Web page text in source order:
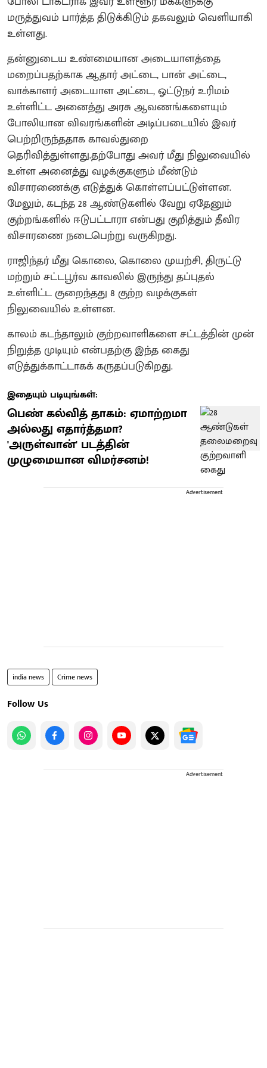
மருத்துவம் பார்த்த திடுக்கிடும் தகவலும் வெளியாகி
உள்ளது.
தன்னுடைய உண்மையான அடையாளத்தை
மறைப்பதற்காக ஆதார் அட்டை, பான் அட்டை,
வாக்காளர் அடையாள அட்டை, ஓட்டுநர் உரிமம்
உள்ளிட்ட அனைத்து அரசு ஆவணங்களையும்
போலியான விவரங்களின் அடிப்படையில் இவர்
பெற்றிருந்ததாக காவல்துறை
தெரிவித்துள்ளது.தற்போது அவர் மீது நிலுவையில்
உள்ள அனைத்து வழக்குகளும் மீண்டும்
விசாரணைக்கு எடுத்துக் கொள்ளப்பட்டுள்ளன.
மேலும், கடந்த 28 ஆண்டுகளில் வேறு ஏதேனும்
குற்றங்களில் ஈடுபட்டாரா என்பது குறித்தும் தீவிர
விசாரணை நடைபெற்று வருகிறது.
ராஜிந்தர் மீது கொலை, கொலை முயற்சி, திருட்டு
மற்றும் சட்டபூர்வ காவலில் இருந்து தப்புதல்
உள்ளிட்ட குறைந்தது 8 குற்ற வழக்குகள்
நிலுவையில் உள்ளன.
காலம் கடந்தாலும் குற்றவாளிகளை சட்டத்தின் முன்
நிறுத்த முடியும் என்பதற்கு இந்த கைது
எடுத்துக்காட்டாகக் கருதப்படுகிறது.
இதையும் படியுங்கள்:
பெண் கல்வித் தாகம்: ஏமாற்றமா
அல்லது எதார்த்தமா?
'அருள்வான்' படத்தின்
முழுமையான விமர்சனம்!
Advertisement
india news Crime news
Follow Us
Advertisement